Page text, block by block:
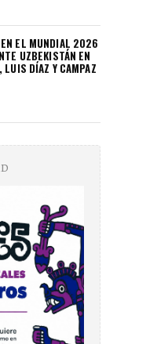
EL MUNDIAL 2026
UZBEKISTÁN EN
DÍAZ Y CAMPAZ